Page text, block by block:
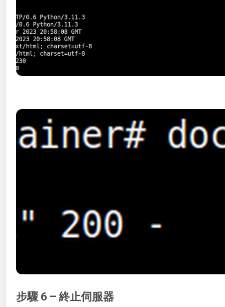
步驟 6 – 終止伺服器